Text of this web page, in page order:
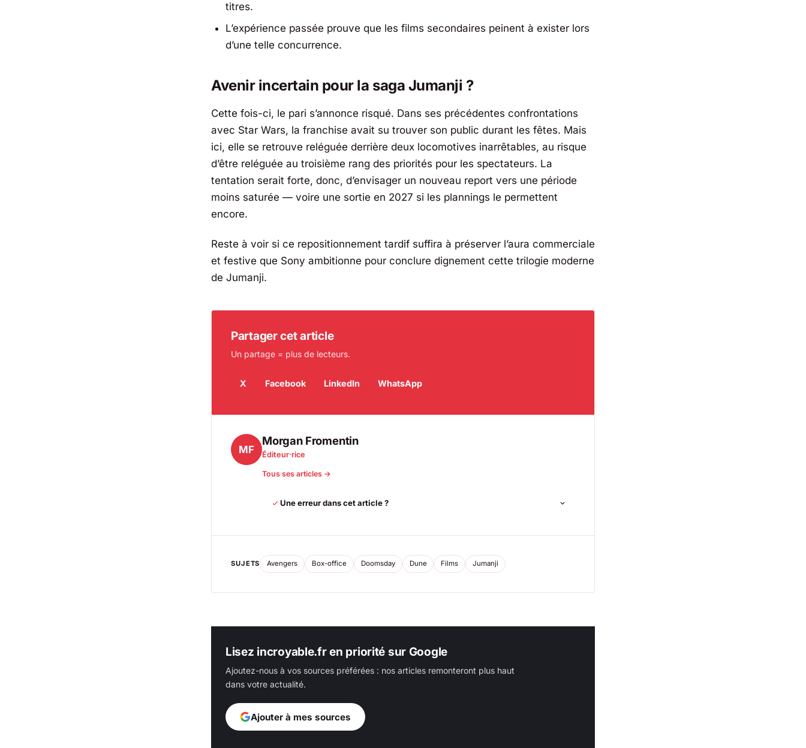
titres.
L’expérience passée prouve que les films secondaires peinent à exister lors
d’une telle concurrence.
Avenir incertain pour la saga Jumanji ?
Cette fois-ci, le pari s’annonce risqué. Dans ses précédentes confrontations
avec Star Wars, la franchise avait su trouver son public durant les fêtes. Mais
ici, elle se retrouve reléguée derrière deux locomotives inarrêtables, au risque
d’être reléguée au troisième rang des priorités pour les spectateurs. La
tentation serait forte, donc, d’envisager un nouveau report vers une période
moins saturée — voire une sortie en 2027 si les plannings le permettent
encore.
Reste à voir si ce repositionnement tardif suffira à préserver l’aura commerciale
et festive que Sony ambitionne pour conclure dignement cette trilogie moderne
de Jumanji.
Partager cet article
Un partage = plus de lecteurs.
X Facebook LinkedIn WhatsApp
MF
Morgan Fromentin
Éditeur·rice
Tous ses articles →
Une erreur dans cet article ?
SUJETS Avengers Box-office Doomsday Dune Films Jumanji
Lisez incroyable.fr en priorité sur Google
Ajoutez-nous à vos sources préférées : nos articles remonteront plus haut
dans votre actualité.
Ajouter à mes sources